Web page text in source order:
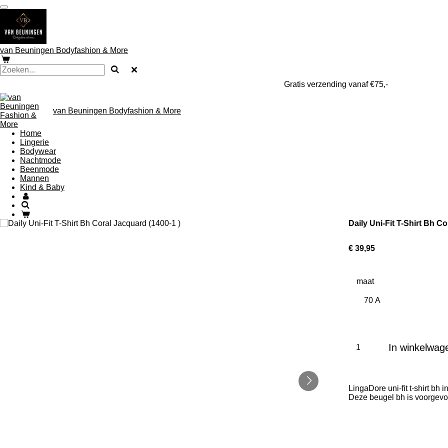
Ga
direct
naar
de
hoofdinhoud
van Beuningen Bodyfashion & More
Gratis verzending vanaf €75,-
van Beuningen Bodyfashion & More
Home
Lingerie
Bodywear
Nachtmode
Beenmode
Mannen
Kind & Baby
Daily Uni-Fit T-Shirt Bh
€ 39,95
maat
In
LingaDore uni-fit t-shirt bh
Deze beugel bh is